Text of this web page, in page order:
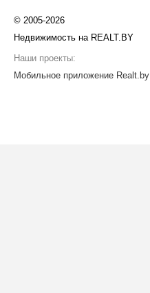
© 2005-2026
Недвижимость на REALT.BY
Наши проекты:
Мобильное приложение Realt.by